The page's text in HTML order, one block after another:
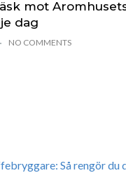
mot
dag
NO COMMENTS
Så rengör du